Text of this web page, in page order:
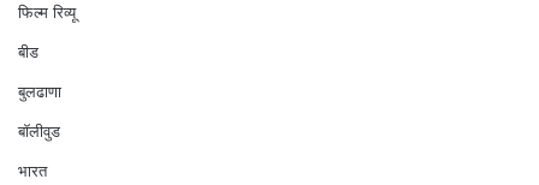
फिल्म रिव्यू
बीड
बुलढाणा
बॉलीवुड
भारत